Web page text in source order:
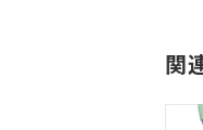
関